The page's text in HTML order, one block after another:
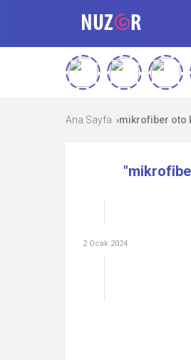
Ana Sayfa ›mikrofiber oto
2 Ocak 2024